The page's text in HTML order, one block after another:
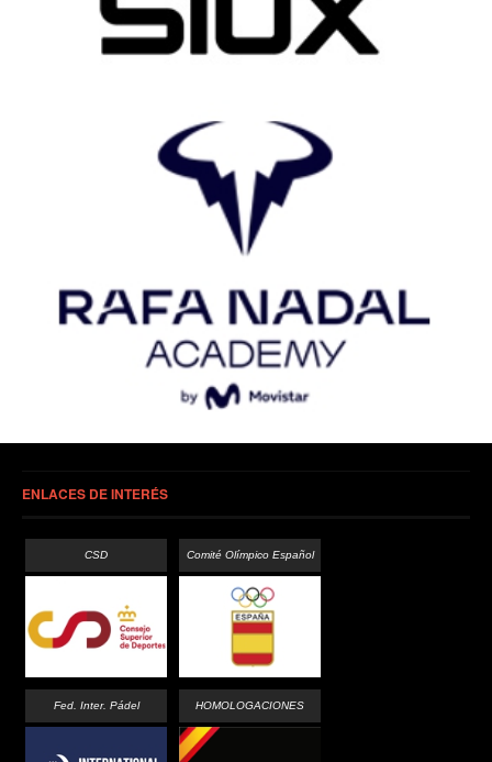
ENLACES DE INTERÉS
CSD Comité Olímpico Español
Fed. Inter. Pádel HOMOLOGACIONES